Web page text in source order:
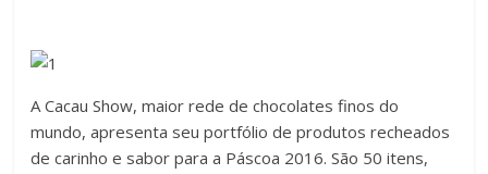
A Cacau Show, maior rede de chocolates finos do
mundo, apresenta seu portfólio de produtos recheados
de carinho e sabor para a Páscoa 2016. São 50 itens,